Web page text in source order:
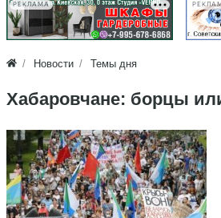
РЕКЛАМА
Новости Темы дня
Хабаровчане: борцы